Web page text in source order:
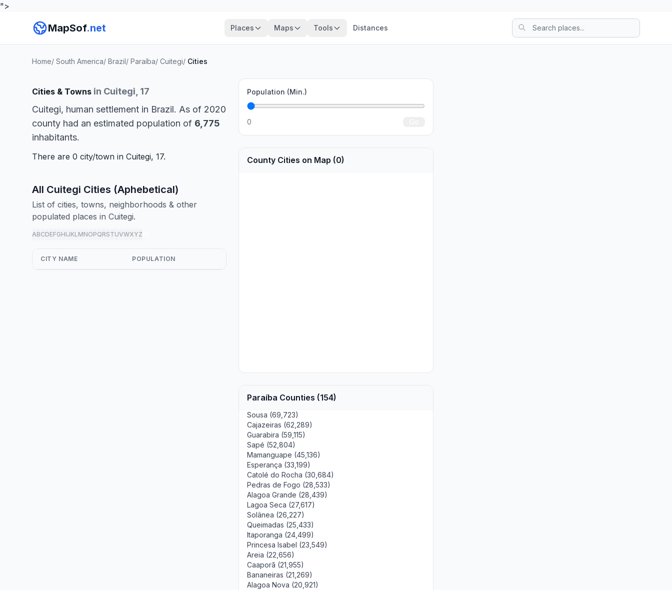
">
MapSof.net Places Maps Tools Distances
Home/ South America/ Brazil/ Paraíba/ Cuitegi/ Cities
Cities & Towns in Cuitegi, 17
Cuitegi, human settlement in Brazil. As of 2020
county had an estimated population of 6,775
inhabitants.
There are 0 city/town in Cuitegi, 17.
All Cuitegi Cities (Aphebetical)
List of cities, towns, neighborhoods & other
populated places in Cuitegi.
ABCDEFGHIJKLMNOPQRSTUVWXYZ
CITY NAME POPULATION
Population (Min.)
0
County Cities on Map (0)
Paraíba Counties (154)
Sousa (69,723)
Cajazeiras (62,289)
Guarabira (59,115)
Sapé (52,804)
Mamanguape (45,136)
Esperança (33,199)
Catolé do Rocha (30,684)
Pedras de Fogo (28,533)
Alagoa Grande (28,439)
Lagoa Seca (27,617)
Solânea (26,227)
Queimadas (25,433)
Itaporanga (24,499)
Princesa Isabel (23,549)
Areia (22,656)
Caaporã (21,955)
Bananeiras (21,269)
Alagoa Nova (20,921)